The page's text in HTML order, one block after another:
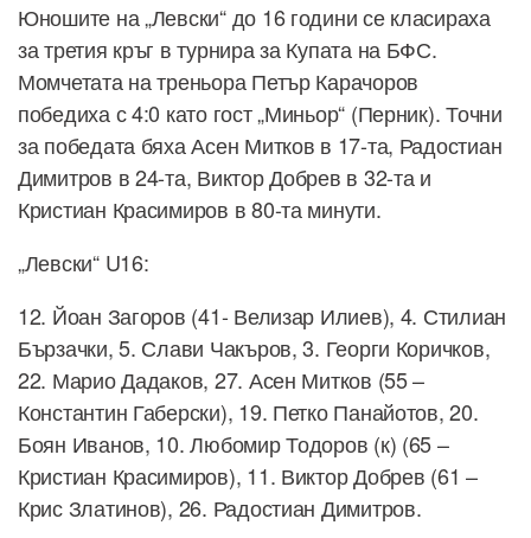
Юношите на „Левски“ до 16 години се класираха
за третия кръг в турнира за Купата на БФС.
Момчетата на треньора Петър Карачоров
победиха с 4:0 като гост „Миньор“ (Перник). Точни
за победата бяха Асен Митков в 17-та, Радостиан
Димитров в 24-та, Виктор Добрев в 32-та и
Кристиан Красимиров в 80-та минути.
„Левски“ U16:
12. Йоан Загоров (41- Велизар Илиев), 4. Стилиан
Бързачки, 5. Слави Чакъров, 3. Георги Коричков,
22. Марио Дадаков, 27. Асен Митков (55 –
Константин Габерски), 19. Петко Панайотов, 20.
Боян Иванов, 10. Любомир Тодоров (к) (65 –
Кристиан Красимиров), 11. Виктор Добрев (61 –
Крис Златинов), 26. Радостиан Димитров.